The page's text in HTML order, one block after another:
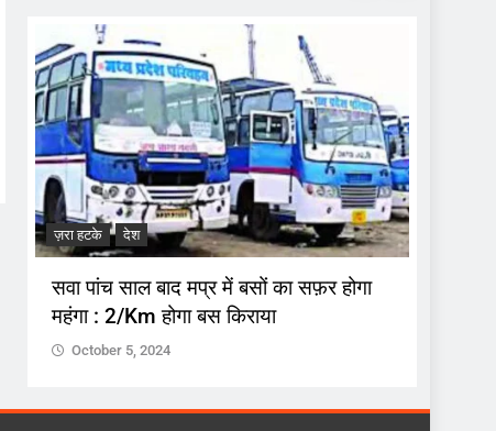
ज़रा हटके देश
सवा पांच साल बाद मप्र में बसों का सफ़र होगा
महंगा : 2/Km होगा बस किराया
October 5, 2024